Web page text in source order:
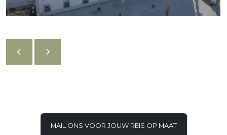
MAIL ONS VOOR JOUW REIS OP MAAT